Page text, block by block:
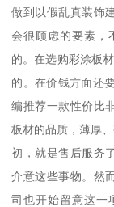
做到以假乱真装饰
会很顾虑的要素，
的。在选购彩涂板
的。在价钱方面还
编推荐一款性价比
板材的品质，薄厚
初，就是售后服务
介意这些事物。然
司也开始留意这一